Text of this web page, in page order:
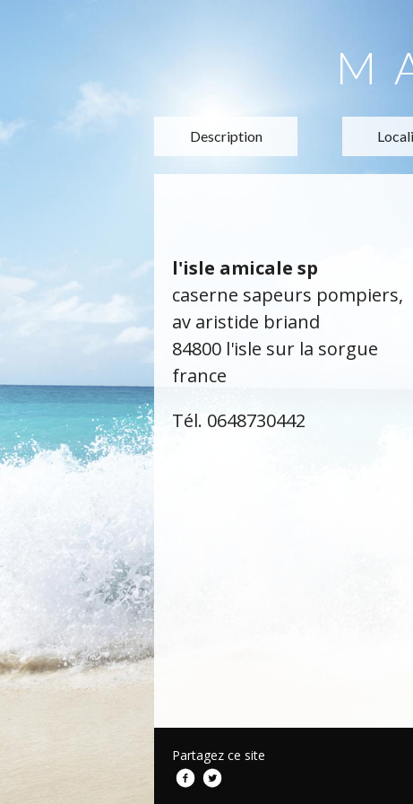
Description
l'isle amicale sp
caserne sapeurs pompiers,
av aristide briand
84800 l'isle sur la sorgue
france
Tél. 0648730442
Partagez ce site